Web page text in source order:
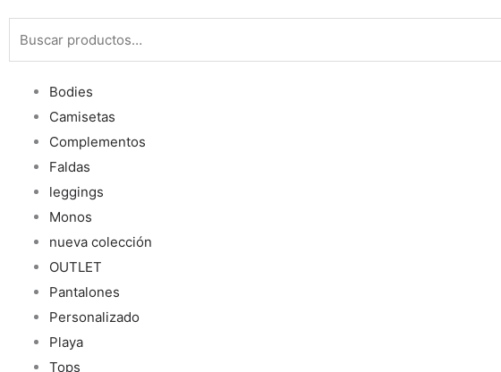
por:
Bodies
Camisetas
Complementos
Faldas
leggings
Monos
nueva colección
OUTLET
Pantalones
Personalizado
Playa
Tops